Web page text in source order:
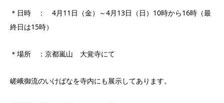
＊日時 ： 4月11日（金）～4月13日（日）10時から16時（最
終日は15時）
＊場所 ：京都嵐山 大覚寺にて
嵯峨御流のいけばなを寺内にも展示してあります。